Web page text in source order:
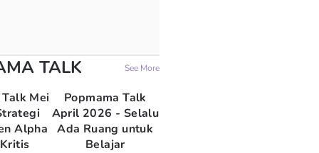
TALK See More
Mei
Alpha
Popmama Talk
April 2026 - Selalu
Ada Ruang untuk
Belajar